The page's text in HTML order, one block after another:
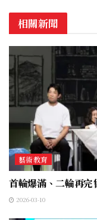
相關新聞
藝術教育
首輪爆滿、二輪再
2026-03-10